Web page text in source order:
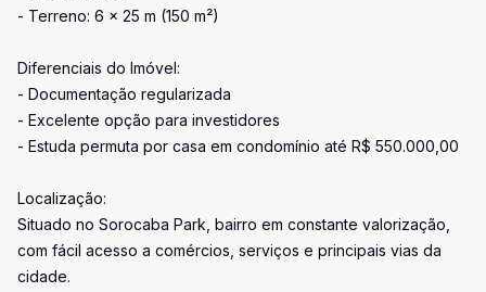
- Terreno: 6 x 25 m (150 m²)
Diferenciais do Imóvel:
- Documentação regularizada
- Excelente opção para investidores
- Estuda permuta por casa em condomínio até R$ 550.000,00
Localização:
Situado no Sorocaba Park, bairro em constante valorização,
com fácil acesso a comércios, serviços e principais vias da
cidade.